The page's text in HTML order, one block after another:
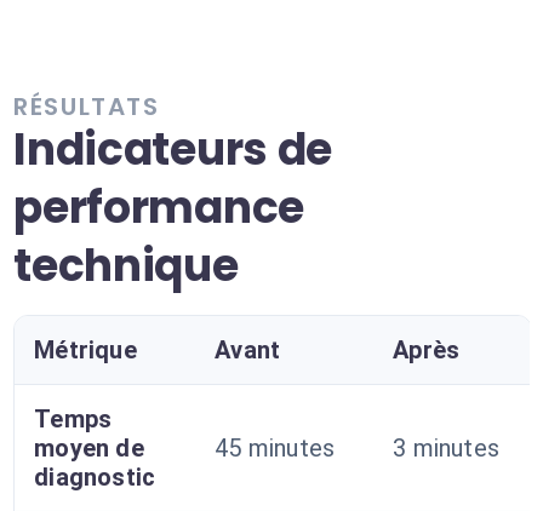
RÉSULTATS
Indicateurs de
performance
technique
Métrique Avant Après
Temps
moyen de
diagnostic
45 minutes 3 minutes